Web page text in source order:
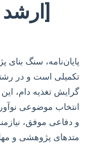
پایان‌نامه، سنگ
تکمیلی است و در
گرایش تغذیه دام،
انتخاب موضوعی
و دفاعی موفق،
متدهای پژوهشی و